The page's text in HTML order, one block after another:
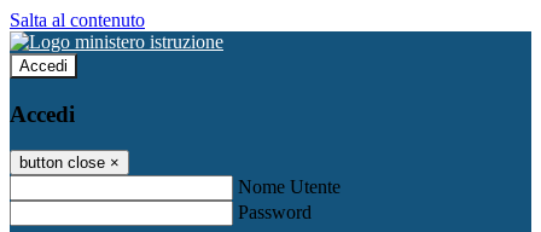
Salta al contenuto
Accedi
Accedi
button close ×
Nome Utente
Password